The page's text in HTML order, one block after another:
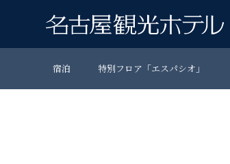
宿泊 特別フロア「エスパシオ」